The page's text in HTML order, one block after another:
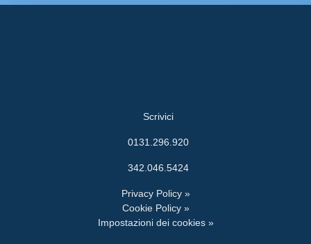
Scrivici
0131.296.920
342.046.5424
Privacy Policy »
Cookie Policy »
Impostazioni dei cookies »